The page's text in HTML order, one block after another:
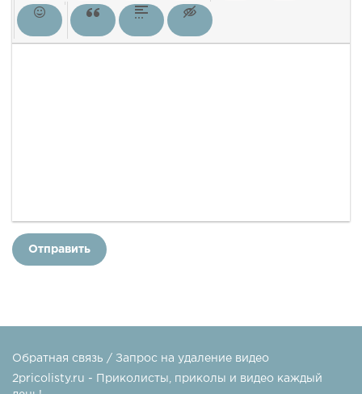
Отправить
Обратная связь / Запрос на удаление видео
2pricolisty.ru - Приколисты, приколы и видео каждый